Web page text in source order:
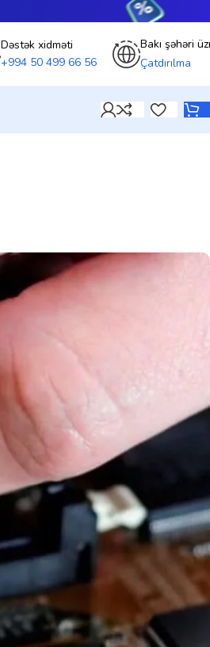
Dəstək xidməti
+994 50 499 66 56
Bakı şəhəri
Çatdırılma